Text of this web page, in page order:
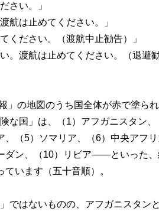
さい。」
航は止めてください。」
ください。（渡航中止勧告）」
。渡航は止めてください。（退避勧
の地図のうち国全体が赤で塗ら
な国」は、（1）アフガニスタン、
、（5）ソマリア、（6）中央アフ
ダン、（10）リビア――といった
います（五十音順）。
ではないものの、アフガニスタン